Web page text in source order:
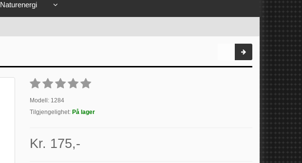
Naturenergi
Modell: 1284
Tilgjengelighet: På lager
Kr. 175,-